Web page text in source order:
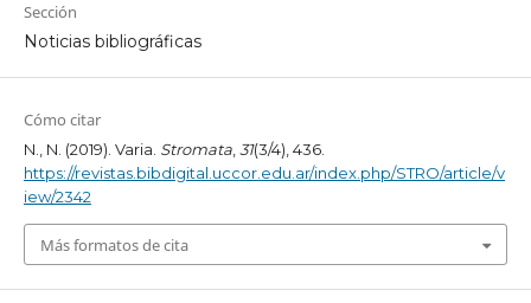
Sección
Noticias bibliográficas
Cómo citar
N., N. (2019). Varia. Stromata,31(3/4), 436.
https://revistas.bibdigital.uccor.edu.ar/index.php/STRO/article/v
iew/2342
Más formatos de cita